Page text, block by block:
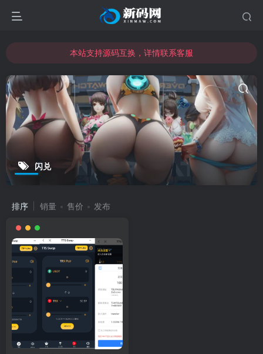
本站支持源码互换，详情联系客服
本站支持源码互换，详情联系客服
闪兑
排序 销量 售价 发布